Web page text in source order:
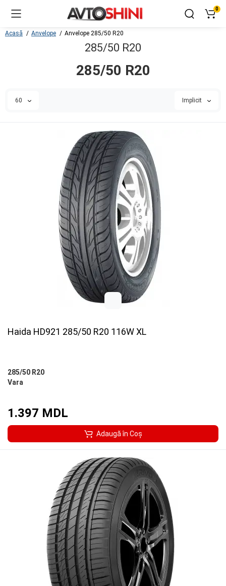
0
Acasă Anvelope Anvelope 285/50 R20
285/50 R20
285/50 R20
60 Implicit
Haida HD921 285/50 R20 116W XL
285/50 R20
Vara
1.397 MDL
Adaugă în Coş